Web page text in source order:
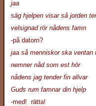
jaa
säg hjelpen visar så jorden
velsignad rör nådens famn
-på datorn?
jaa så menniskor ska ventan
nemner nåd som est hör
nådens jag tender fin allvar
Guds rum famnar din hjelp
-med! rätta!